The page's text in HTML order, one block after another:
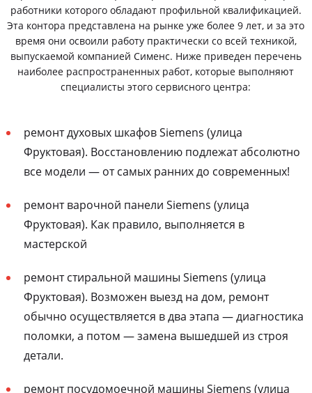
работники которого обладают профильной квалификацией.
Эта контора представлена на рынке уже более 9 лет, и за это
время они освоили работу практически со всей техникой,
выпускаемой компанией Сименс. Ниже приведен перечень
наиболее распространенных работ, которые выполняют
специалисты этого сервисного центра:
ремонт духовых шкафов Siemens (улица
Фруктовая). Восстановлению подлежат абсолютно
все модели — от самых ранних до современных!
ремонт варочной панели Siemens (улица
Фруктовая). Как правило, выполняется в
мастерской
ремонт стиральной машины Siemens (улица
Фруктовая). Возможен выезд на дом, ремонт
обычно осуществляется в два этапа — диагностика
поломки, а потом — замена вышедшей из строя
детали.
ремонт посудомоечной машины Siemens (улица